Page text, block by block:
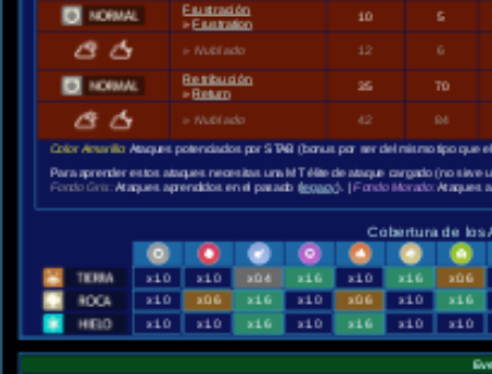
Frustración
»Frustration 10 5
» Nublado 12
6
Retribución
»Return 35 70
» Nublado 42 84
Color Amarillo: Ataques potenciados por STAB (bonus por ser del mismo tipo que
Para aprender estos ataques necesitas una MT élite de ataque cargado (no sirve
Fondo Gris:Ataques aprendidos en el pasado (legacy). |Fondo Morado:Ataques
Cobertura de los
x1.0 x1.0 x0.4 x1.6 x1.0 x1.6
x0.6
x1.0
x0.6 x1.6 x1.0 x0.6 x1.0
x1.6
x1.0
x1.0 x1.6 x1.0 x1.6 x1.0 x1.0